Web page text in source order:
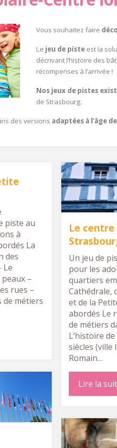
Vous souhaitez faire
Le jeu de pisteest la
décrivant l’histoire des
récompenses à l’arrivée !
Nos jeux de pistes
de Strasbourg.
des versions adaptées à l’âge
piste au
à
La
des
Le
–
rues –
de métiers
Le
Un jeu de
pour les
quartiers
Cathédrale,
et de la
abordés Le
de métiers
L’histoire
siècles (ville
Romain…
Lire la